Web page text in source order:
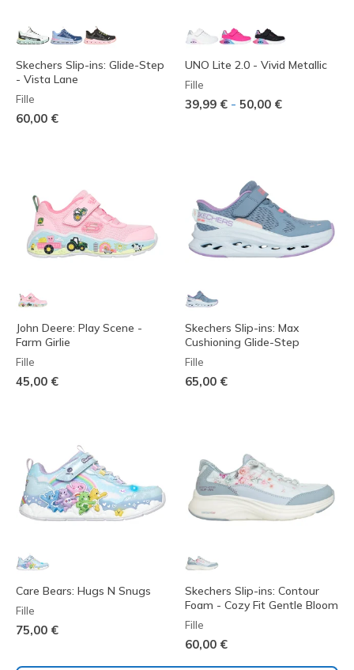
Skechers Slip-ins: Glide-Step
- Vista Lane
Fille
60,00 €
UNO Lite 2.0 - Vivid Metallic
Fille
39,99 € - 50,00 €
John Deere: Play Scene -
Farm Girlie
Fille
45,00 €
Skechers Slip-ins: Max
Cushioning Glide-Step
Fille
65,00 €
Care Bears: Hugs N Snugs
Fille
75,00 €
Skechers Slip-ins: Contour
Foam - Cozy Fit Gentle Bloom
Fille
60,00 €